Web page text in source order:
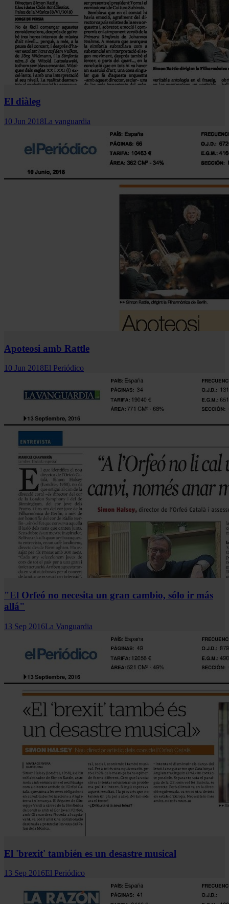
El diàleg
10 Jun 2018La vanguardia
Apoteosi amb Rattle
10 Jun 2018El Periódico
"El Orfeó no necesita un gran cambio, sólo ir más
allá"
13 Sep 2016La Vanguardia
El 'brexit' también es un desastre musical
13 Sep 2016El Periódico